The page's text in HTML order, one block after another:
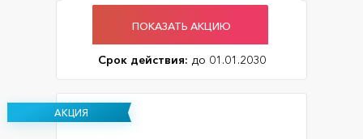
ПОКАЗАТЬ АКЦИЮ
Срок действия: до 01.01.2030
АКЦИЯ